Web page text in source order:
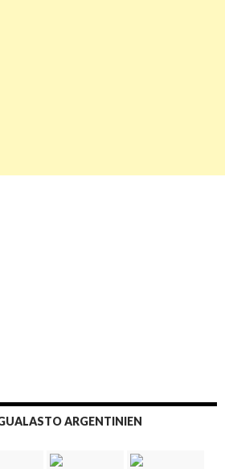
ARGENTINIEN